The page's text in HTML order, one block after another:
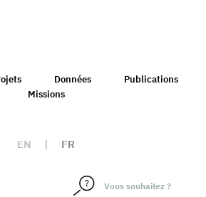
Données
Publications
Missions
EN | FR